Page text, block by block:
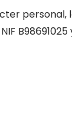
personal,